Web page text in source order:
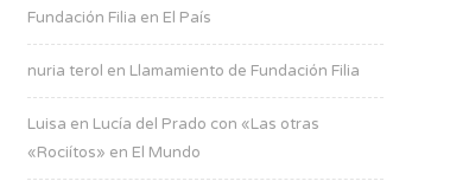
Fundación Filia en El País
nuria terol en Llamamiento de Fundación Filia
Luisa en Lucía del Prado con «Las otras
«Rociítos» en El Mundo